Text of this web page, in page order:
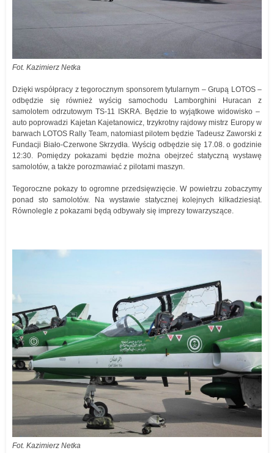
Fot. Kazimierz Netka
Dzięki współpracy z tegorocznym sponsorem tytularnym – Grupą LOTOS –
odbędzie się również wyścig samochodu Lamborghini Huracan z
samolotem odrzutowym TS-11 ISKRA. Będzie to wyjątkowe widowisko –
auto poprowadzi Kajetan Kajetanowicz, trzykrotny rajdowy mistrz Europy w
barwach LOTOS Rally Team, natomiast pilotem będzie Tadeusz Zaworski z
Fundacji Biało-Czerwone Skrzydła. Wyścig odbędzie się 17.08. o godzinie
12:30. Pomiędzy pokazami będzie można obejrzeć statyczną wystawę
samolotów, a także porozmawiać z pilotami maszyn.
Tegoroczne pokazy to ogromne przedsięwzięcie. W powietrzu zobaczymy
ponad sto samolotów. Na wystawie statycznej kolejnych kilkadziesiąt.
Równolegle z pokazami będą odbywały się imprezy towarzyszące.
Fot. Kazimierz Netka